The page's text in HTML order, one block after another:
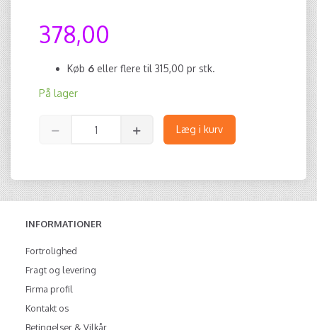
378,00
Køb 6 eller flere til 315,00 pr stk.
På lager
Læg i kurv
INFORMATIONER
Fortrolighed
Fragt og levering
Firma profil
Kontakt os
Betingelser & Vilkår